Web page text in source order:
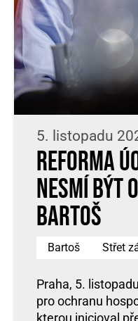
5. listopadu
Reforma
nesmí být
Bartoš
Bartoš Střet
Praha, 5.
pro ochranu